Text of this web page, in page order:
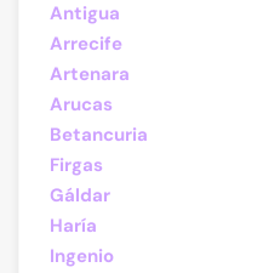
Antigua
Arrecife
Artenara
Arucas
Betancuria
Firgas
Gáldar
Haría
Ingenio